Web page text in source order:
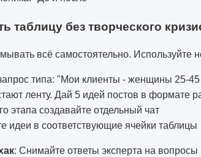
таблицу без творческого
всё самостоятельно. Используйте
типа: "Мои клиенты - женщины 25-
ленту. Дай 5 идей постов в формате
этапа создавайте отдельный чат
идеи в соответствующие ячейки таблицы
: Снимайте ответы эксперта на вопросы